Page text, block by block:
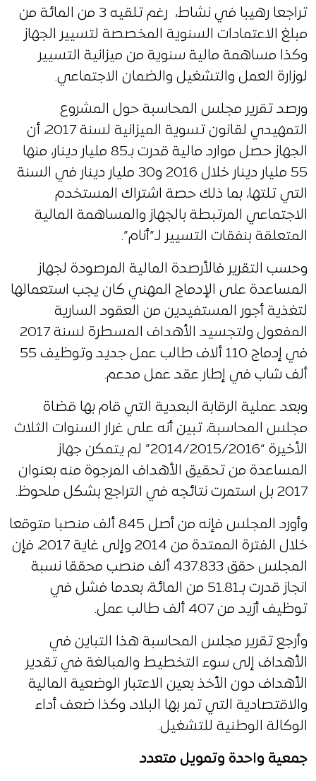
تراجعا رهيبا في نشاط، رغم تلقيه 3 من المائة من
مبلغ الاعتمادات السنوية المخصصة لتسيير الجهاز
وكذا مساهمة مالية سنوية من ميزانية التسيير
لوزارة العمل والتشغيل والضمان الاجتماعي.
ورصد تقرير مجلس المحاسبة حول المشروع
التمهيدي لقانون تسوية الميزانية لسنة 2017، أن
الجهاز حصل موارد مالية قدرت بـ85 مليار دينار، منها
55 مليار دينار خلال 2016 و30 مليار دينار في السنة
التي تلتها، بما ذلك حصة اشتراك المستخدم
الاجتماعي المرتبطة بالجهاز والمساهمة المالية
المتعلقة بنفقات التسيير لـ”أنام”.
وحسب التقرير فالأرصدة المالية المرصودة لجهاز
المساعدة على الإدماج المهني كان يجب استعمالها
لتغذية أجور المستفيدين من العقود السارية
المفعول ولتجسيد الأهداف المسطرة لسنة 2017
في إدماج 110 ألاف طالب عمل جديد وتوظيف 55
ألف شاب في إطار عقد عمل مدعم.
وبعد عملية الرقابة البعدية التي قام بها قضاة
مجلس المحاسبة، تبين أنه على غرار السنوات الثلاث
الأخيرة “2014/2015/2016” لم يتمكن جهاز
المساعدة من تحقيق الأهداف المرجوة منه بعنوان
2017 بل استمرت نتائجه في التراجع بشكل ملحوظ.
وأورد المجلس فإنه من أصل 845 ألف منصبا متوقعا
خلال الفترة الممتدة من 2014 وإلى غاية 2017، فإن
المجلس حقق 437.833 ألف منصب محققا نسبة
انجاز قدرت بـ51.81 من المائة، بعدما فشل في
توظيف أزيد من 407 ألف طالب عمل.
وأرجع تقرير مجلس المحاسبة هذا التباين في
الأهداف إلى سوء التخطيط والمبالغة في تقدير
الأهداف دون الأخذ بعين الاعتبار الوضعية المالية
والاقتصادية التي تمر بها البلاد، وكذا ضعف أداء
الوكالة الوطنية للتشغيل.
جمعية واحدة وتمويل متعدد